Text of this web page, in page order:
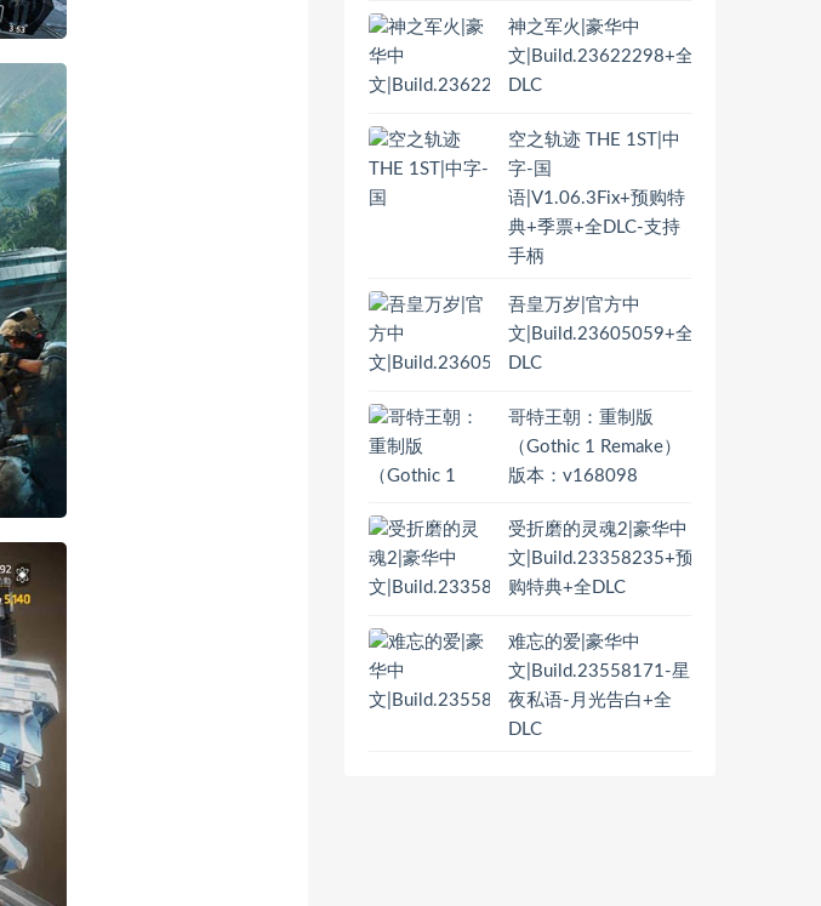
神之军火|豪华中
文|Build.23622298+全
DLC
空之轨迹 THE 1ST|中
字-国
语|V1.06.3Fix+预购特
典+季票+全DLC-支持
手柄
吾皇万岁|官方中
文|Build.23605059+全
DLC
哥特王朝：重制版
（Gothic 1 Remake）
版本：v168098
受折磨的灵魂2|豪华中
文|Build.23358235+预
购特典+全DLC
难忘的爱|豪华中
文|Build.23558171-星
夜私语-月光告白+全
DLC